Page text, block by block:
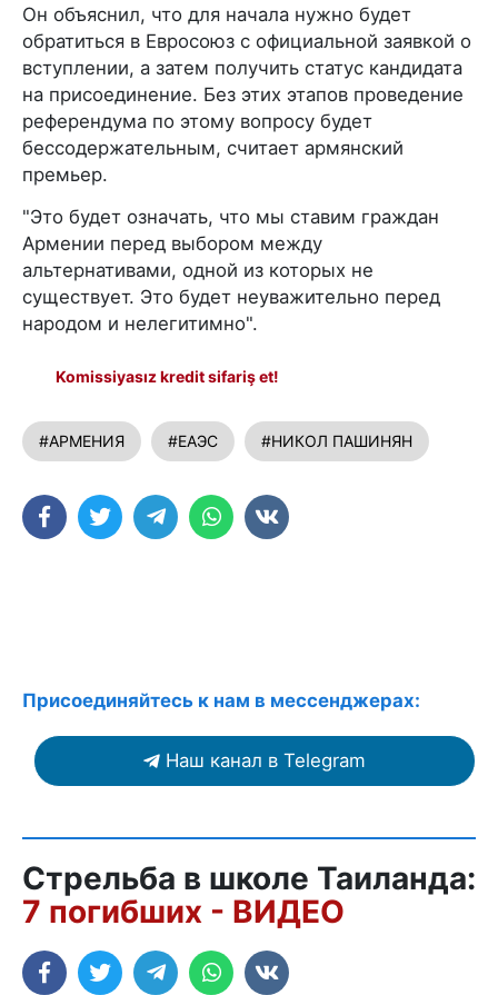
Он объяснил, что для начала нужно будет
обратиться в Евросоюз с официальной заявкой о
вступлении, а затем получить статус кандидата
на присоединение. Без этих этапов проведение
референдума по этому вопросу будет
бессодержательным, считает армянский
премьер.
"Это будет означать, что мы ставим граждан
Армении перед выбором между
альтернативами, одной из которых не
существует. Это будет неуважительно перед
народом и нелегитимно".
Komissiyasız kredit sifariş et!
#АРМЕНИЯ #ЕАЭС #НИКОЛ ПАШИНЯН
Присоединяйтесь к нам в мессенджерах:
Наш канал в Telegram
Стрельба в школе Таиланда:
7 погибших - ВИДЕО